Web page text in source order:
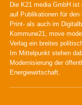
Die K21 media GmbH
auf Publikationen für
Print- als auch im
Kommune21, move
Verlag ein breites
Im Mittelpunkt stehen
Modernisierung der
Energiewirtschaft.